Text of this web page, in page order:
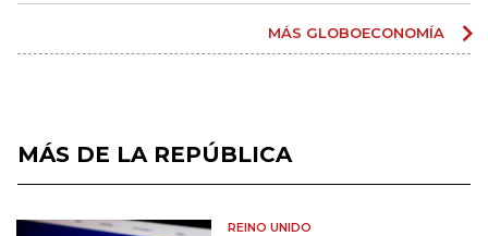
MÁS GLOBOECONOMÍA
MÁS DE LA REPÚBLICA
REINO UNIDO